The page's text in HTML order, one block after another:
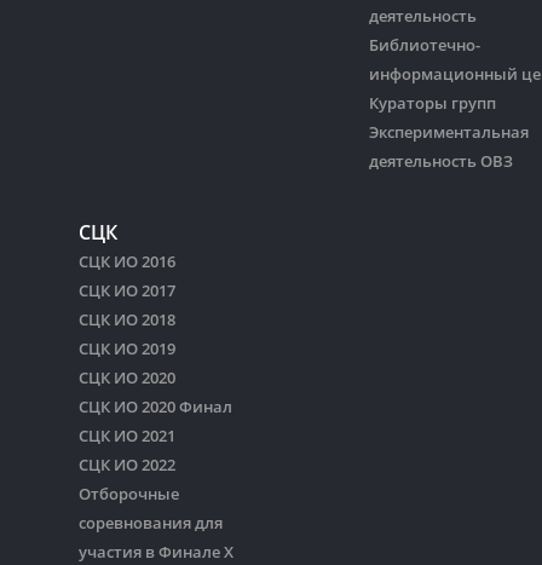
деятельность
Библиотечно-
информационный
Кураторы групп
Экспериментальная
деятельность ОВЗ
СЦК
СЦК ИО 2016
СЦК ИО 2017
СЦК ИО 2018
СЦК ИО 2019
СЦК ИО 2020
СЦК ИО 2020 Финал
СЦК ИО 2021
СЦК ИО 2022
Отборочные
соревнования для
участия в Финале Х